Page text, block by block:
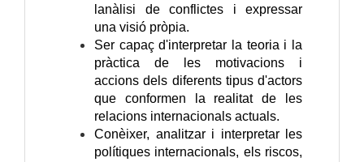
lanàlisi de conflictes i expressar
una visió pròpia.
Ser capaç d'interpretar la teoria i la
pràctica de les motivacions i
accions dels diferents tipus d'actors
que conformen la realitat de les
relacions internacionals actuals.
Conèixer, analitzar i interpretar les
polítiques internacionals, els riscos,